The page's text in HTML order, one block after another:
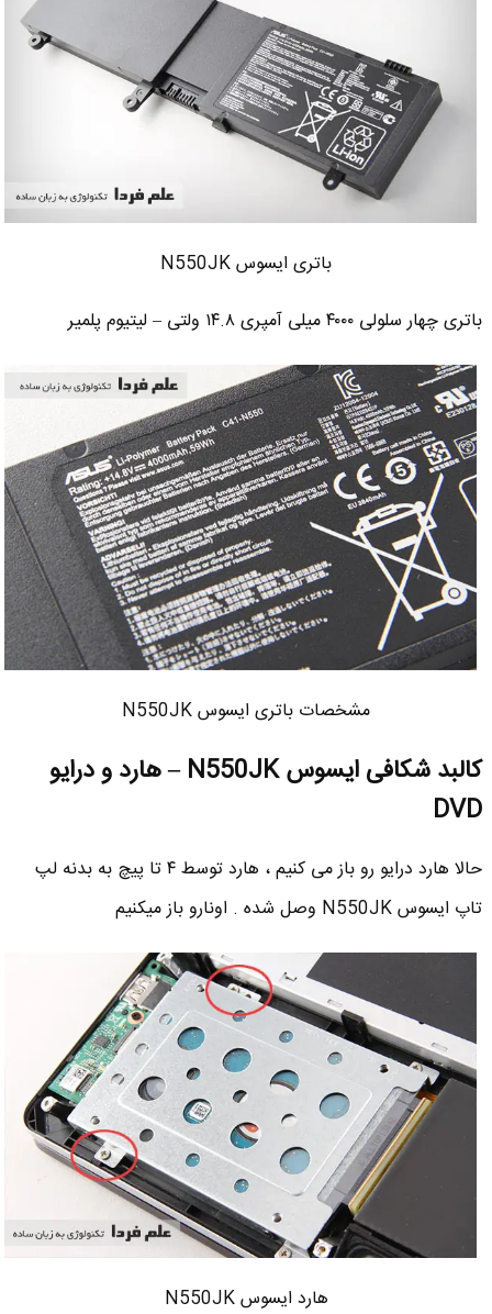
باتری ایسوس N550JK
باتری چهار سلولی ۴۰۰۰ میلی آمپری ۱۴.۸ ولتی – لیتیوم پلمیر
مشخصات باتری ایسوس N550JK
کالبد شکافی ایسوس N550JK – هارد و درایو
DVD
حالا هارد درایو رو باز می کنیم ، هارد توسط ۴ تا پیچ به بدنه لپ
تاپ ایسوس N550JK وصل شده . اونارو باز میکنیم
هارد ایسوس N550JK